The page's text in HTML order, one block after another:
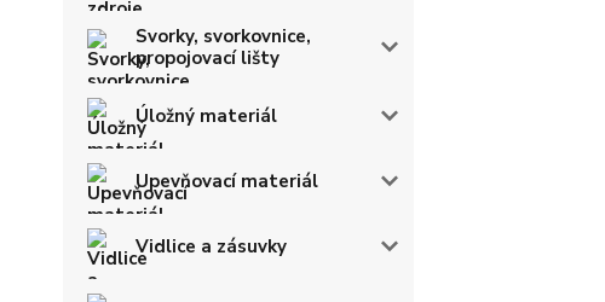
Svorky, svorkovnice,
propojovací lišty
Úložný materiál
Upevňovací materiál
Vidlice a zásuvky